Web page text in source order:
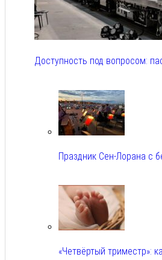
Доступность под вопросом:
Праздник Сен-Лорана с
«Четвёртый триместр»: